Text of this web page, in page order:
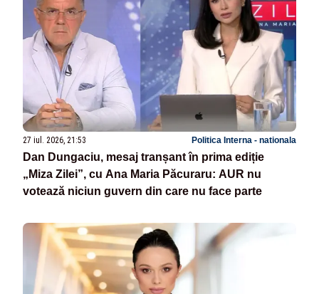
27 iul. 2026, 21:53 Politica Interna - nationala
Dan Dungaciu, mesaj tranșant în prima ediție
„Miza Zilei”, cu Ana Maria Păcuraru: AUR nu
votează niciun guvern din care nu face parte